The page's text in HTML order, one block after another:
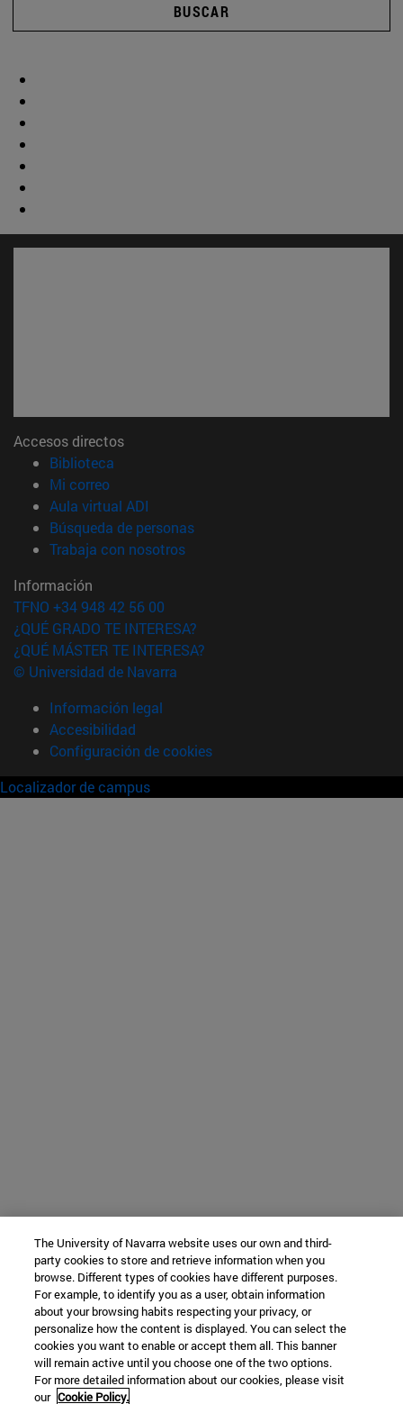
BUSCAR
Accesos directos
Biblioteca
Mi correo(abre en nueva ventana)
Aula virtual ADI
Búsqueda de personas(abre en nueva ventana)
Trabaja con nosotros(abre en nueva ventana)
Información
TFNO +34 948 42 56 00
¿QUÉ GRADO TE INTERESA?
¿QUÉ MÁSTER TE INTERESA?
© Universidad de Navarra
Información legal
Accesibilidad
Configuración de cookies
Localizador de campus
The University of Navarra website uses our own and third-
party cookies to store and retrieve information when you
browse. Different types of cookies have different purposes.
For example, to identify you as a user, obtain information
about your browsing habits respecting your privacy, or
personalize how the content is displayed. You can select the
cookies you want to enable or accept them all. This banner
will remain active until you choose one of the two options.
For more detailed information about our cookies, please visit
our Cookie Policy.